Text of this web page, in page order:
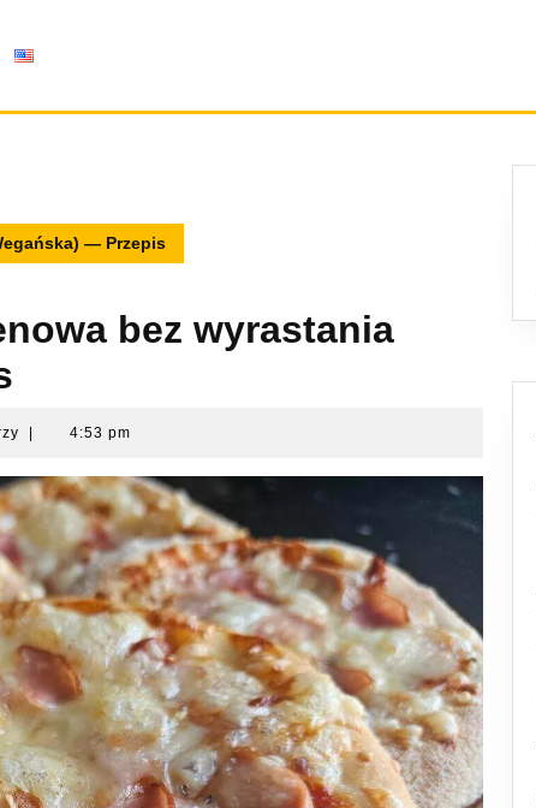
— Przepis
bez wyrastania
4:53 pm